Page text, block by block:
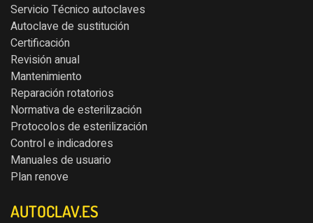
Servicio Técnico autoclaves
Autoclave de sustitución
Certificación
Revisión anual
Mantenimiento
Reparación rotatorios
Normativa de esterilización
Protocolos de esterilización
Control e indicadores
Manuales de usuario
Plan renove
AUTOCLAV.ES